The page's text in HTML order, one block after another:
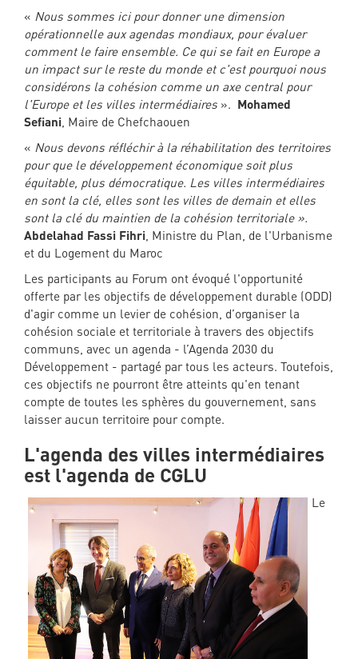
« Nous sommes ici pour donner une dimension
opérationnelle aux agendas mondiaux, pour évaluer
comment le faire ensemble. Ce qui se fait en Europe a
un impact sur le reste du monde et c'est pourquoi nous
considérons la cohésion comme un axe central pour
l'Europe et les villes intermédiaires ». Mohamed
Sefiani, Maire de Chefchaouen
« Nous devons réfléchir à la réhabilitation des territoires
pour que le développement économique soit plus
équitable, plus démocratique. Les villes intermédiaires
en sont la clé, elles sont les villes de demain et elles
sont la clé du maintien de la cohésion territoriale ».
Abdelahad Fassi Fihri, Ministre du Plan, de l'Urbanisme
et du Logement du Maroc
Les participants au Forum ont évoqué l'opportunité
offerte par les objectifs de développement durable (ODD)
d'agir comme un levier de cohésion, d’organiser la
cohésion sociale et territoriale à travers des objectifs
communs, avec un agenda - l’Agenda 2030 du
Développement - partagé par tous les acteurs. Toutefois,
ces objectifs ne pourront être atteints qu'en tenant
compte de toutes les sphères du gouvernement, sans
laisser aucun territoire pour compte.
L'agenda des villes intermédiaires
est l'agenda de CGLU
Le